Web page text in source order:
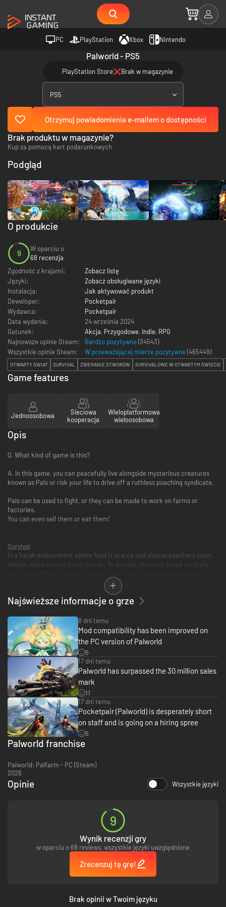
PC PlayStation Xbox Nintendo
Palworld - PS5
PlayStation Store Brak w magazynie
PS5
Otrzymuj powiadomienia e-mailem o dostępności
Brak produktu w magazynie?
Kup za pomocą kart podarunkowych
O produkcie
9
W oparciu o
68 recenzja
Zgodność z krajami:
Zobacz listę
Języki:
Zobacz obsługiwane języki
Instalacja:
Jak aktywować produkt
Deweloper:
Pocketpair
Wydawca:
Pocketpair
Data wydania:
24 września 2024
Gatunek:
Akcja, Przygodowe, Indie, RPG
Najnowsze opinie Steam:
Bardzo pozytywne (34543)
Wszystkie opinie Steam:
W przeważającej mierze pozytywne (465449)
OTWARTY ŚWIAT SURVIVAL ZBIERANIE STWORÓW SURVIVALOWE W OTWARTYM ŚWIECIE
Podgląd
Game features
Jednoosobowa
Sieciowa
kooperacja
Wieloplatformowa
wieloosobowa
Opis
Q. What kind of game is this?
A. In this game, you can peacefully live alongside mysterious creatures
known as Pals or risk your life to drive off a ruthless poaching syndicate.
Pals can be used to fight, or they can be made to work on farms or
factories.
You can even sell them or eat them!
Survival
In a harsh environment where food is scarce and vicious poachers roam,
danger waits around every corner. To survive, you must tread carefully
Mounts & Exploration
Pals can be mounted to traverse the land, sea and sky—allowing you to
traverse all kinds of environment as you explore the world.
Want to build a pyramid? Put an army of Pals on the job. Don't worry;
there are no labor laws for Pals.
Najświeższe informacje o grze
8 dni temu
Mod compatibility has been improved on
the PC version of Palworld
5
17 dni temu
Palworld has surpassed the 30 million sales
mark
11
17 dni temu
Pocketpair (Palworld) is desperately short
on staff and is going on a hiring spree
5
Palworld franchise
Palworld: Palfarm - PC (Steam)
2026
Opinie Wszystkie języki
9
Wynik recenzji gry
w oparciu o 68 reviews, wszystkie języki uwzględnione
Zrecenzuj tę grę!
Brak opinii w Twoim języku